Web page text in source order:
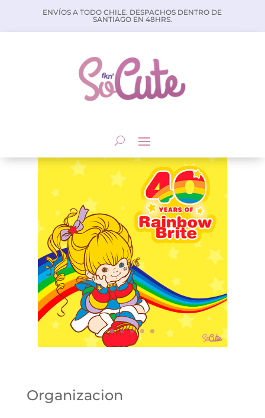
ENVÍOS A TODO CHILE. DESPACHOS DENTRO DE
SANTIAGO EN 48HRS.
Organizacion